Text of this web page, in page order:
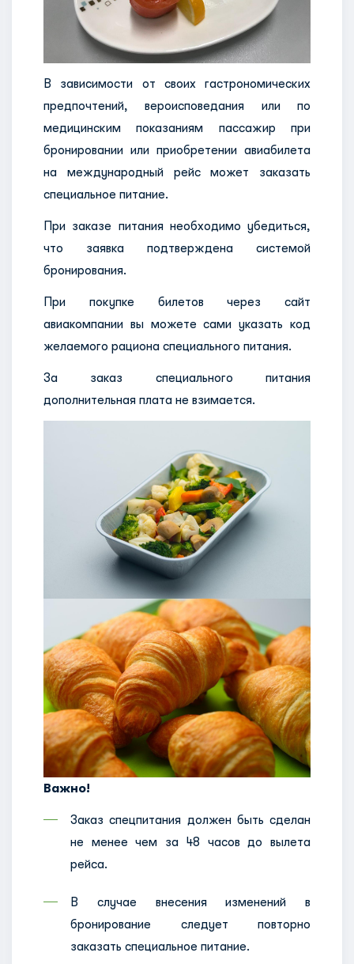
В зависимости от своих гастрономических
предпочтений, вероисповедания или по
медицинским показаниям пассажир при
бронировании или приобретении авиабилета
на международный рейс может заказать
специальное питание.
При заказе питания необходимо убедиться,
что заявка подтверждена системой
бронирования.
При покупке билетов через сайт
авиакомпании вы можете сами указать код
желаемого рациона специального питания.
За заказ специального питания
дополнительная плата не взимается.
Важно!
Заказ спецпитания должен быть сделан
не менее чем за 48 часов до вылета
рейса.
В случае внесения изменений в
бронирование следует повторно
заказать специальное питание.